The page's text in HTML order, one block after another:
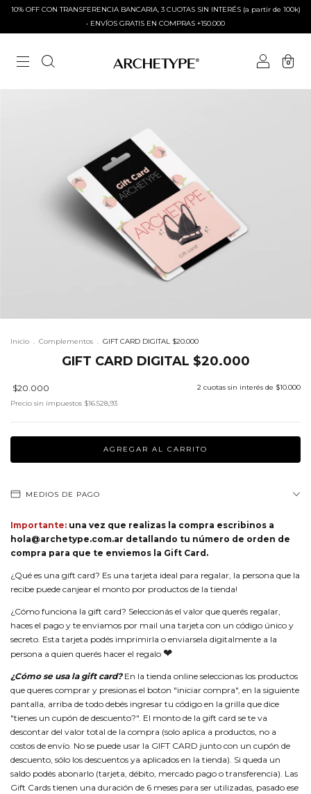
10% OFF CON TRANSFERENCIA BANCARIA, 3 CUOTAS SIN INTERÉS (a partir de 100k)
• ENVÍOS GRATIS EN COMPRAS +150.000
0
Inicio . Complementos . GIFT CARD DIGITAL $20.000
GIFT CARD DIGITAL $20.000
$20.000 2 cuotas sin interés de $10.000
Precio sin impuestos $16.528,93
MEDIOS DE PAGO
Importante: una vez que realizas la compra escribinos a
hola@archetype.com.ar detallando tu número de orden de
compra para que te enviemos la Gift Card.
¿Qué es una gift card? Es una tarjeta ideal para regalar, la persona que la
recibe puede canjear el monto por productos de la tienda!
¿Cómo funciona la gift card? Seleccionás el valor que querés regalar,
haces el pago y te enviamos por mail una tarjeta con un código único y
secreto. Esta tarjeta podés imprimirla o enviarsela digitalmente a la
persona a quien querés hacer el regalo ❤
¿Cómo se usa la gift card?En la tienda online seleccionas los productos
que queres comprar y presionas el boton "iniciar compra", en la siguiente
pantalla, arriba de todo debés ingresar tu código en la grilla que dice
"tienes un cupón de descuento?". El monto de la gift card se te va
descontar del valor total de la compra (solo aplica a productos, no a
costos de envío. No se puede usar la GIFT CARD junto con un cupón de
descuento, sólo los descuentos ya aplicados en la tienda). Si queda un
saldo podés abonarlo (tarjeta, débito, mercado pago o transferencia). Las
Gift Cards tienen una duración de 6 meses para ser utilizadas, pasado ese